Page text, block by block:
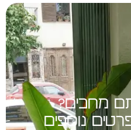
מחכים?
נוספים